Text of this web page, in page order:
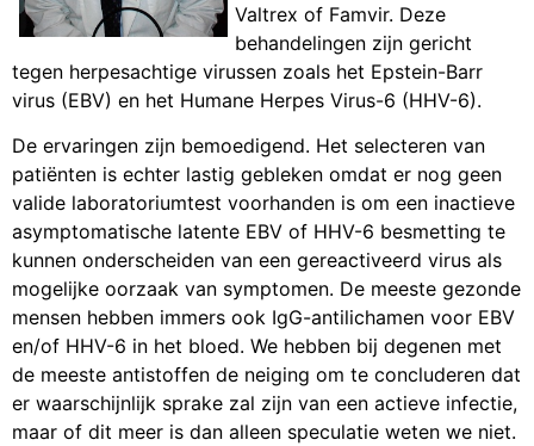
Valtrex of Famvir. Deze
behandelingen zijn gericht
tegen herpesachtige virussen zoals het Epstein-Barr
virus (EBV) en het Humane Herpes Virus-6 (HHV-6).
De ervaringen zijn bemoedigend. Het selecteren van
patiënten is echter lastig gebleken omdat er nog geen
valide laboratoriumtest voorhanden is om een inactieve
asymptomatische latente EBV of HHV-6 besmetting te
kunnen onderscheiden van een gereactiveerd virus als
mogelijke oorzaak van symptomen. De meeste gezonde
mensen hebben immers ook IgG-antilichamen voor EBV
en/of HHV-6 in het bloed. We hebben bij degenen met
de meeste antistoffen de neiging om te concluderen dat
er waarschijnlijk sprake zal zijn van een actieve infectie,
maar of dit meer is dan alleen speculatie weten we niet.